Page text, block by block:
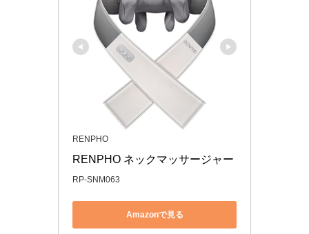
RENPHO
RENPHO ネックマッサージャー
RP-SNM063
Amazonで見る